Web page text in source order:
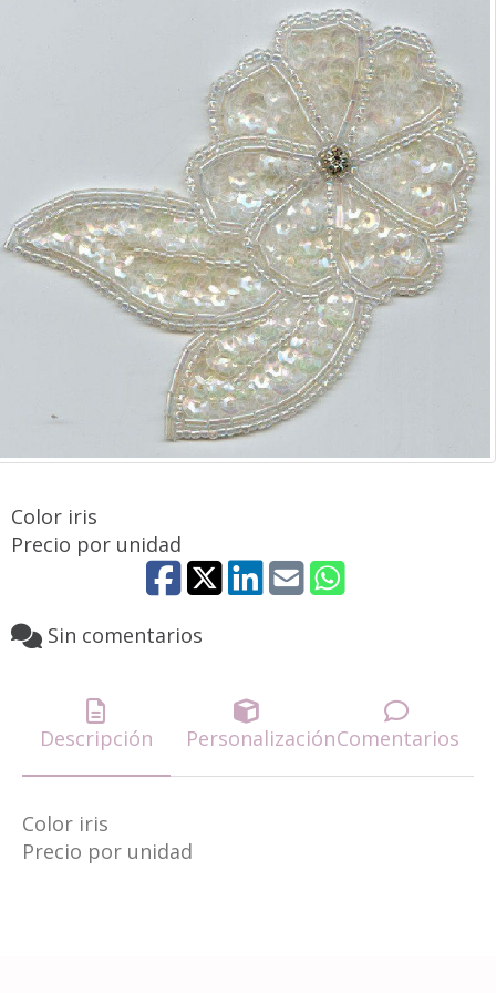
Color iris
Precio por unidad
Sin comentarios
Descripción PersonalizaciónComentarios
Color iris
Precio por unidad